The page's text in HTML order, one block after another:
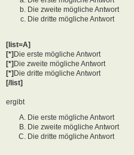
Die zweite mögliche Antwort
Die dritte mögliche Antwort
[list=A]
[*] Die erste mögliche Antwort
[*] Die zweite mögliche Antwort
[*] Die dritte mögliche Antwort
[/list]
ergibt
Die erste mögliche Antwort
Die zweite mögliche Antwort
Die dritte mögliche Antwort